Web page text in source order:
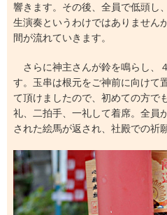
響きます。その後、全員で低頭し
生演奏というわけではありません
間が流れていきます。
さらに神主さんが鈴を鳴らし、
す。玉串は根元をご神前に向けて
て頂けましたので、初めての方で
礼、二拍手、一礼して着席。全員
された絵馬が返され、社殿での祈